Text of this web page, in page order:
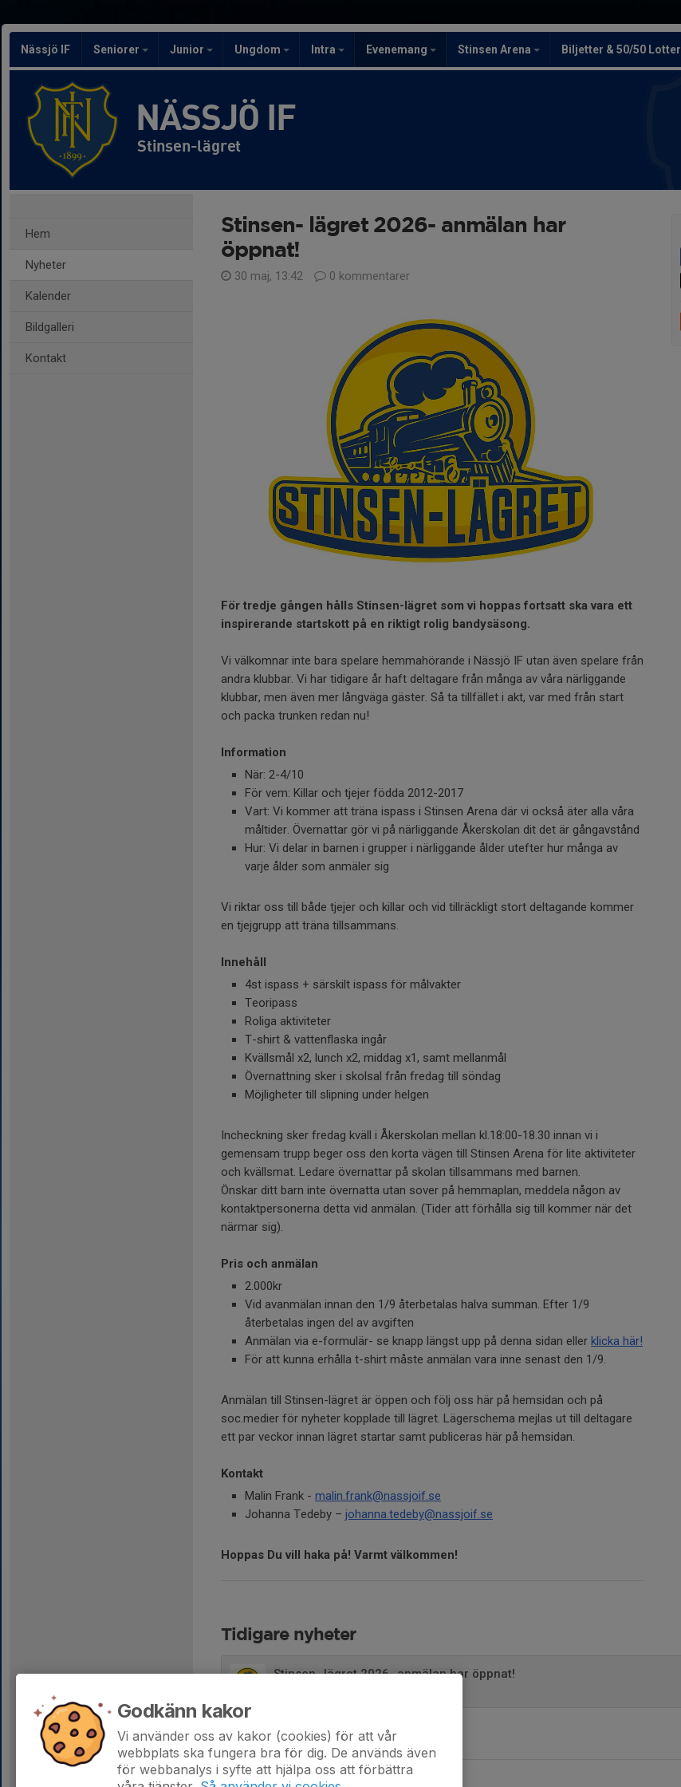
Nässjö IF Seniorer Junior Ungdom Intra Evenemang Stinsen Arena Biljetter & 50/50 Lotter
NÄSSJÖ IF
Stinsen-lägret
Hem
Nyheter
Kalender
Bildgalleri
Kontakt
Stinsen- lägret 2026- anmälan har
öppnat!
30 maj, 13:42 0 kommentarer
För tredje gången hålls Stinsen-lägret som vi hoppas fortsatt ska vara ett
inspirerande startskott på en riktigt rolig bandysäsong.
Vi välkomnar inte bara spelare hemmahörande i Nässjö IF utan även spelare från
andra klubbar. Vi har tidigare år haft deltagare från många av våra närliggande
klubbar, men även mer långväga gäster. Så ta tillfället i akt, var med från start
och packa trunken redan nu!
Information
När: 2-4/10
För vem: Killar och tjejer födda 2012-2017
Vart: Vi kommer att träna ispass i Stinsen Arena där vi också äter alla våra
måltider. Övernattar gör vi på närliggande Åkerskolan dit det är gångavstånd
Hur: Vi delar in barnen i grupper i närliggande ålder utefter hur många av
varje ålder som anmäler sig
Vi riktar oss till både tjejer och killar och vid tillräckligt stort deltagande kommer
en tjejgrupp att träna tillsammans.
Innehåll
4st ispass + särskilt ispass för målvakter
Teoripass
Roliga aktiviteter
T-shirt & vattenflaska ingår
Kvällsmål x2, lunch x2, middag x1, samt mellanmål
Övernattning sker i skolsal från fredag till söndag
Möjligheter till slipning under helgen
Incheckning sker fredag kväll i Åkerskolan mellan kl.18:00-18.30 innan vi i
gemensam trupp beger oss den korta vägen till Stinsen Arena för lite aktiviteter
och kvällsmat. Ledare övernattar på skolan tillsammans med barnen.
Önskar ditt barn inte övernatta utan sover på hemmaplan, meddela någon av
kontaktpersonerna detta vid anmälan. (Tider att förhålla sig till kommer när det
närmar sig).
Pris och anmälan
2.000kr
Vid avanmälan innan den 1/9 återbetalas halva summan. Efter 1/9
återbetalas ingen del av avgiften
Anmälan via e-formulär- se knapp längst upp på denna sidan eller klicka här!
För att kunna erhålla t-shirt måste anmälan vara inne senast den 1/9.
Anmälan till Stinsen-lägret är öppen och följ oss här på hemsidan och på
soc.medier för nyheter kopplade till lägret. Lägerschema mejlas ut till deltagare
ett par veckor innan lägret startar samt publiceras här på hemsidan.
Kontakt
Malin Frank - malin.frank@nassjoif.se
Johanna Tedeby – johanna.tedeby@nassjoif.se
Hoppas Du vill haka på! Varmt välkommen!
Tidigare nyheter
Stinsen- lägret 2026- anmälan har öppnat!
17 maj 2025 0
Godkänn kakor
Vi använder oss av kakor (cookies) för att vår
webbplats ska fungera bra för dig. De används även
för webbanalys i syfte att hjälpa oss att förbättra